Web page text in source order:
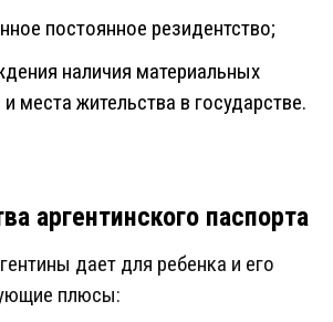
постоянное резидентство;
наличия материальных
места жительства в государстве.
аргентинского паспорта
дает для ребенка и его
плюсы: